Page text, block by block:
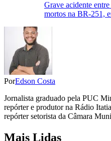
Grave acidente
mortos na BR-251,
PorEdson Costa
Jornalista graduado pela PUC
repórter e produtor na Rádio
repórter setorista da Câmara
Mais Lidas